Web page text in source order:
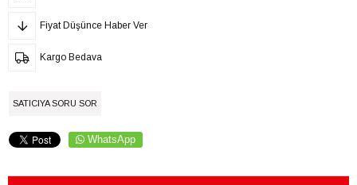
Fiyat Düşünce Haber Ver
Kargo Bedava
SATICIYA SORU SOR
WhatsApp